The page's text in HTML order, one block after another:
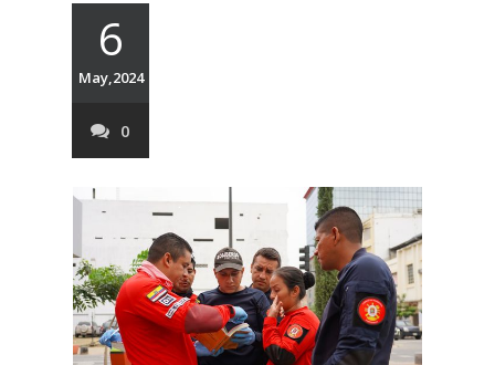
6
May,2024
0